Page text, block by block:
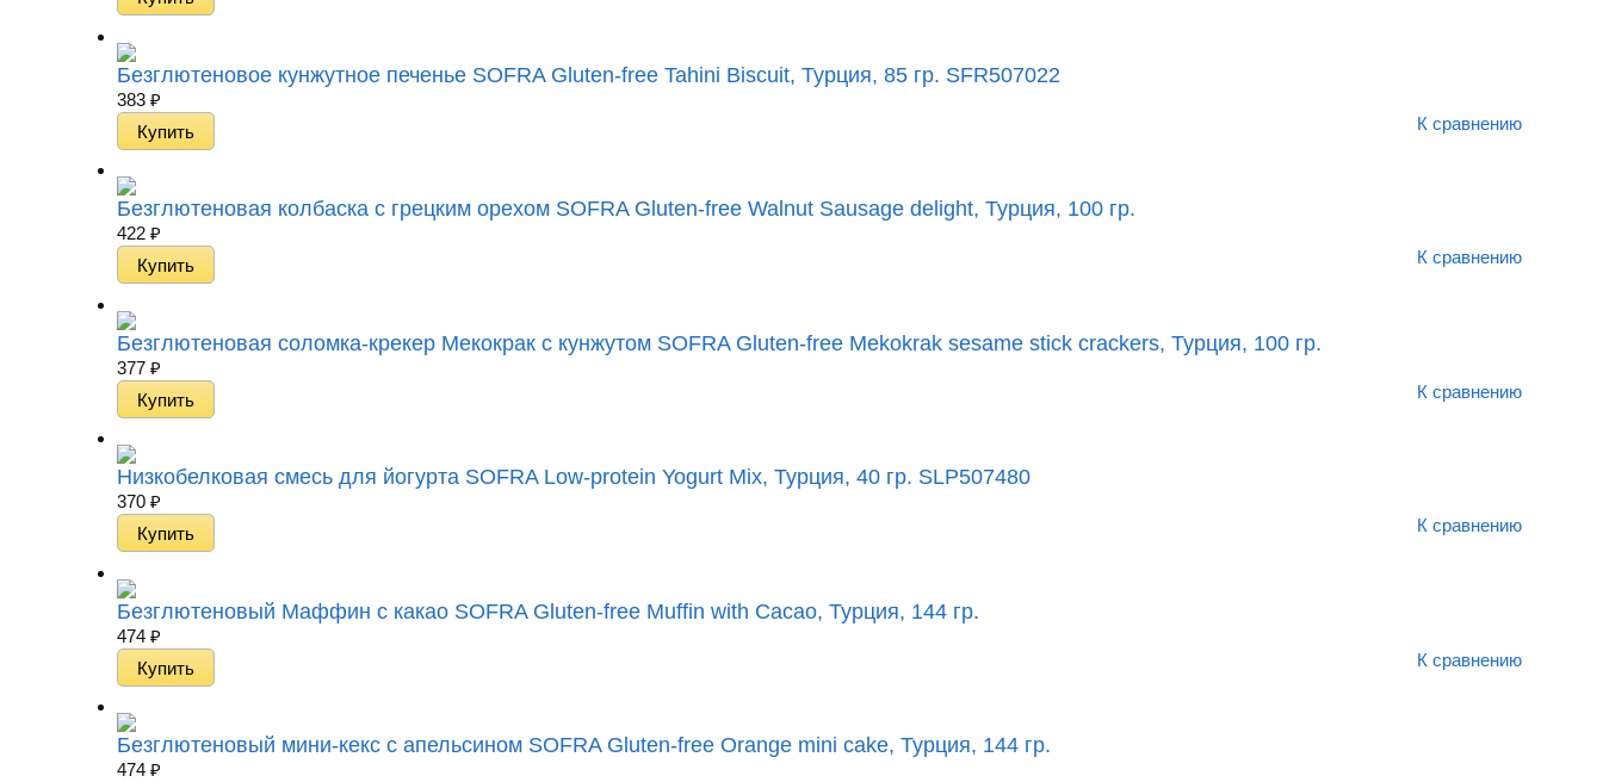
Безглютеновое кунжутное печенье SOFRA Gluten-free Tahini Biscuit, Турция, 85 гр. SFR507022
383 ₽
К сравнению
Безглютеновая колбаска с грецким орехом SOFRA Gluten-free Walnut Sausage delight, Турция, 100 гр.
422 ₽
К сравнению
Безглютеновая соломка-крекер Мекокрак с кунжутом SOFRA Gluten-free Mekokrak sesame stick crackers, Турция, 100 гр.
377 ₽
К сравнению
Низкобелковая смесь для йогурта SOFRA Low-protein Yogurt Mix, Турция, 40 гр. SLP507480
370 ₽
К сравнению
Безглютеновый Маффин с какао SOFRA Gluten-free Muffin with Cacao, Турция, 144 гр.
474 ₽
К сравнению
Безглютеновый мини-кекс с апельсином SOFRA Gluten-free Orange mini cake, Турция, 144 гр.
474 ₽